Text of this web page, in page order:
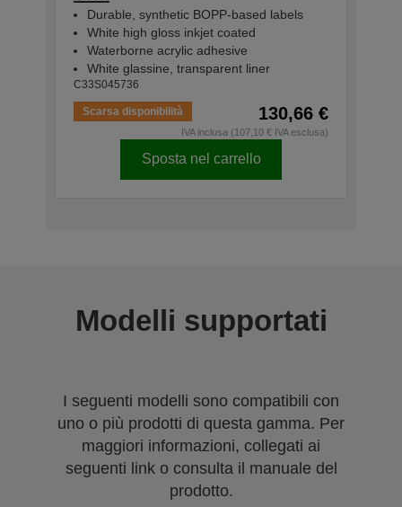
Durable, synthetic BOPP-based labels
White high gloss inkjet coated
Waterborne acrylic adhesive
White glassine, transparent liner
C33S045736
Scarsa disponibilità 130,66 €
IVA inclusa (107,10 € IVA esclusa)
Sposta nel carrello
Modelli supportati
I seguenti modelli sono compatibili con
uno o più prodotti di questa gamma. Per
maggiori informazioni, collegati ai
seguenti link o consulta il manuale del
prodotto.